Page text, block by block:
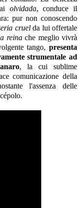
olvidada, conduce il
pur non conoscendo
cruelda lui offertale
reinache meglio vivrà
tango, presenta
strumentale ad
, la cui sublime
comunicazione della
l'assenza delle